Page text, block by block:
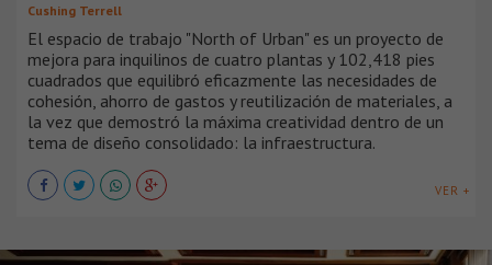
Cushing Terrell
El espacio de trabajo "North of Urban" es un proyecto de
mejora para inquilinos de cuatro plantas y 102,418 pies
cuadrados que equilibró eficazmente las necesidades de
cohesión, ahorro de gastos y reutilización de materiales, a
la vez que demostró la máxima creatividad dentro de un
tema de diseño consolidado: la infraestructura.
VER +